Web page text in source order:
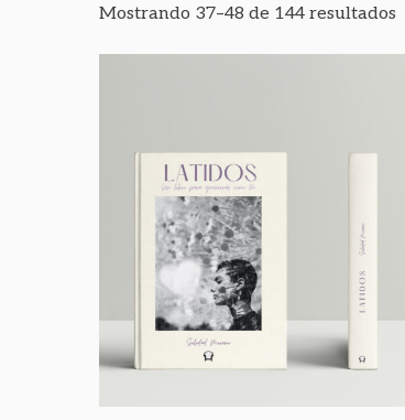
Mostrando 37–48 de 144 resultados